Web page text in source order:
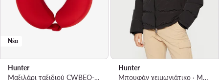
Νέα
Hunter
Μαξιλάρι ταξιδιού CWBEO-HTR-U1F-001-SS26 Κόκκινο
Hunter
Μπουφάν χειμωνιάτικο · Μαύρο